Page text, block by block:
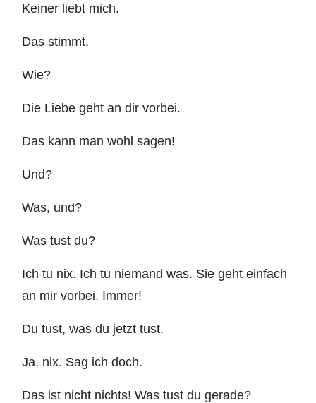
Keiner liebt mich.
Das stimmt.
Wie?
Die Liebe geht an dir vorbei.
Das kann man wohl sagen!
Und?
Was, und?
Was tust du?
Ich tu nix. Ich tu niemand was. Sie geht einfach
an mir vorbei. Immer!
Du tust, was du jetzt tust.
Ja, nix. Sag ich doch.
Das ist nicht nichts! Was tust du gerade?